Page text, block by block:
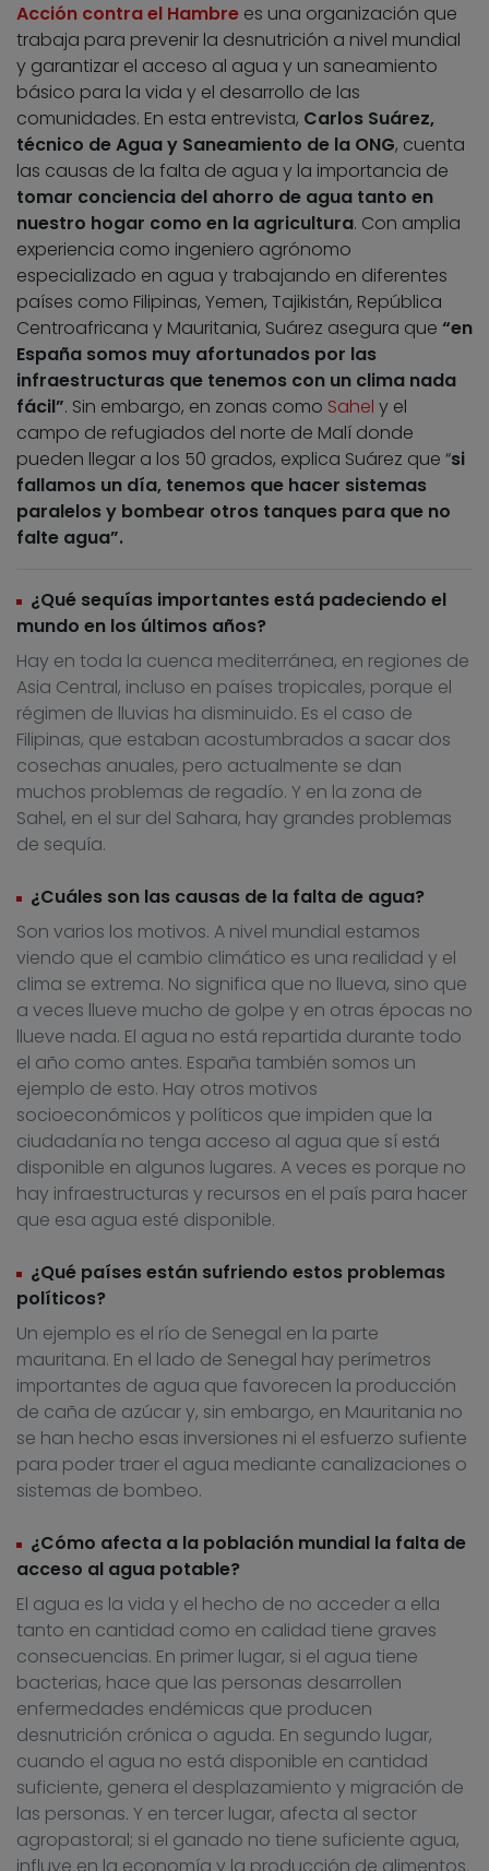
Acción contra el Hambre es una organización que
trabaja para prevenir la desnutrición a nivel mundial
y garantizar el acceso al agua y un saneamiento
básico para la vida y el desarrollo de las
comunidades. En esta entrevista, Carlos Suárez,
técnico de Agua y Saneamiento de la ONG, cuenta
las causas de la falta de agua y la importancia de
tomar conciencia del ahorro de agua tanto en
nuestro hogar como en la agricultura. Con amplia
experiencia como ingeniero agrónomo
especializado en agua y trabajando en diferentes
países como Filipinas, Yemen, Tajikistán, República
Centroafricana y Mauritania, Suárez asegura que “en
España somos muy afortunados por las
infraestructuras que tenemos con un clima nada
fácil”. Sin embargo, en zonas como Sahel y el
campo de refugiados del norte de Malí donde
pueden llegar a los 50 grados, explica Suárez que “si
fallamos un día, tenemos que hacer sistemas
paralelos y bombear otros tanques para que no
falte agua”.
¿Qué sequías importantes está padeciendo el
mundo en los últimos años?
Hay en toda la cuenca mediterránea, en regiones de
Asia Central, incluso en países tropicales, porque el
régimen de lluvias ha disminuido. Es el caso de
Filipinas, que estaban acostumbrados a sacar dos
cosechas anuales, pero actualmente se dan
muchos problemas de regadío. Y en la zona de
Sahel, en el sur del Sahara, hay grandes problemas
de sequía.
¿Cuáles son las causas de la falta de agua?
Son varios los motivos. A nivel mundial estamos
viendo que el cambio climático es una realidad y el
clima se extrema. No significa que no llueva, sino que
a veces llueve mucho de golpe y en otras épocas no
llueve nada. El agua no está repartida durante todo
el año como antes. España también somos un
ejemplo de esto. Hay otros motivos
socioeconómicos y políticos que impiden que la
ciudadanía no tenga acceso al agua que sí está
disponible en algunos lugares. A veces es porque no
hay infraestructuras y recursos en el país para hacer
que esa agua esté disponible.
¿Qué países están sufriendo estos problemas
políticos?
Un ejemplo es el río de Senegal en la parte
mauritana. En el lado de Senegal hay perímetros
importantes de agua que favorecen la producción
de caña de azúcar y, sin embargo, en Mauritania no
se han hecho esas inversiones ni el esfuerzo sufiente
para poder traer el agua mediante canalizaciones o
sistemas de bombeo.
¿Cómo afecta a la población mundial la falta de
acceso al agua potable?
El agua es la vida y el hecho de no acceder a ella
tanto en cantidad como en calidad tiene graves
consecuencias. En primer lugar, si el agua tiene
bacterias, hace que las personas desarrollen
enfermedades endémicas que producen
desnutrición crónica o aguda. En segundo lugar,
cuando el agua no está disponible en cantidad
suficiente, genera el desplazamiento y migración de
las personas. Y en tercer lugar, afecta al sector
agropastoral; si el ganado no tiene suficiente agua,